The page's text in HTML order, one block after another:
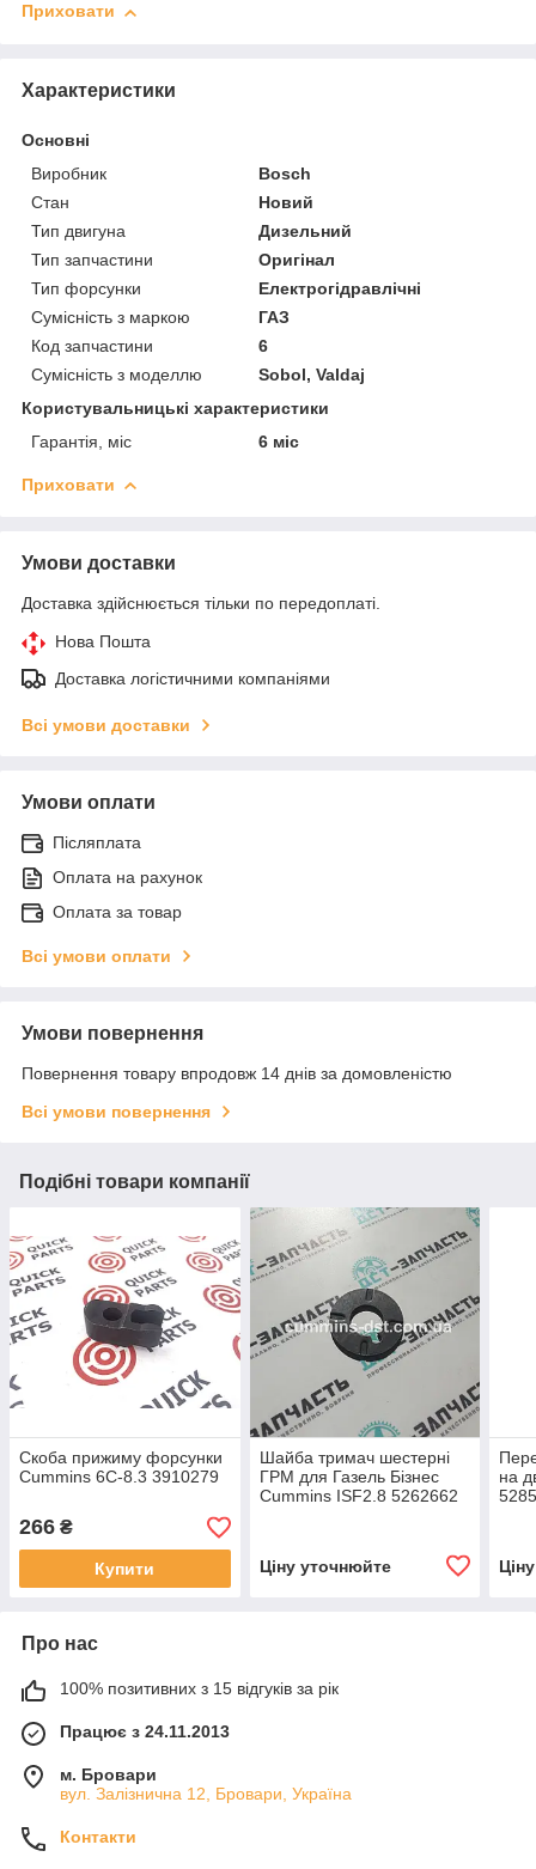
Приховати
Характеристики
Основні
Виробник
Bosch
Стан
Новий
Тип двигуна
Дизельний
Тип запчастини
Оригінал
Тип форсунки
Електрогідравлічні
Сумісність з маркою
ГАЗ
Код запчастини
6
Сумісність з моделлю
Sobol, Valdaj
Користувальницькі характеристики
Гарантія, міс
6 міс
Приховати
Умови доставки
Доставка здійснюється тільки по передоплаті.
Нова Пошта
Доставка логістичними компаніями
Всі умови доставки
Умови оплати
Післяплата
Оплата на рахунок
Оплата за товар
Всі умови оплати
Умови повернення
Повернення товару впродовж 14 днів за домовленістю
Всі умови повернення
Подібні товари компанії
Скоба прижиму форсунки
Cummins 6C-8.3 3910279
266 ₴
Купити
Шайба тримач шестерні
ГРМ для Газель Бізнес
Cummins ISF2.8 5262662
Ціну уточнюйте
на
Про нас
100% позитивних з 15 відгуків за рік
Працює з 24.11.2013
м. Бровари
вул. Залізнична 12, Бровари, Україна
Контакти